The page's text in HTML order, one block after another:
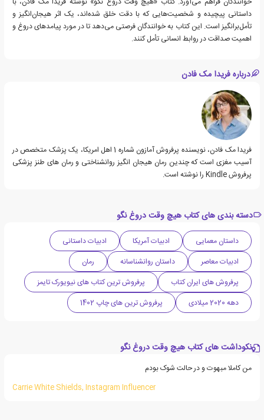
داستانی پیچیده و شخصیت‌هایی که با دقت خلق شده‌اند، یک اثر هیجان‌انگیز و
تأمل‌برانگیز است. این کتاب به خوانندگان فرصتی می‌دهد تا در مورد پیامدهای دروغ و
اهمیت صداقت در روابط انسانی تأمل کنند.
درباره فریدا مک فادن
​فریدا مک فادن، نویسنده پرفروش آمازون شماره 1 اهل امریکا، یک پزشک متخصص در
آسیب مغزی است که چندین رمان هیجان انگیز روانشناختی و رمان های طنز پزشکی
پرفروش Kindle را نوشته است.
دسته بندی های کتاب هیچ وقت دروغ نگو
داستان معمایی ادبیات آمریکا
ادبیات داستانی
ادبیات معاصر
داستان روانشناسانه
رمان
پرفروش های ایران کتاب
پرفروش ترین کتاب های نیویورک تایمز
دهه 2020 میلادی
پرفروش ترین های چاپ 1402
نکوداشت های کتاب هیچ وقت دروغ نگو
من کاملا مبهوت و در حالت شوک بودم
Carrie White Shields, Instagram Influencer